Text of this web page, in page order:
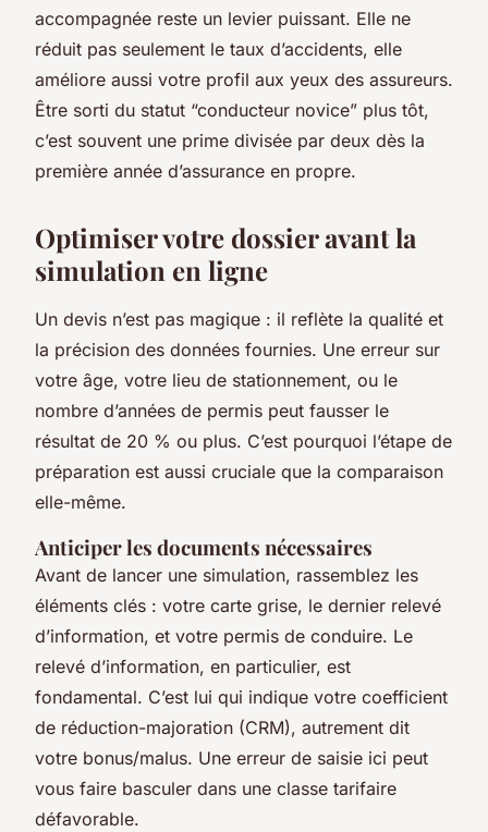
accompagnée reste un levier puissant. Elle ne
réduit pas seulement le taux d’accidents, elle
améliore aussi votre profil aux yeux des assureurs.
Être sorti du statut “conducteur novice” plus tôt,
c’est souvent une prime divisée par deux dès la
première année d’assurance en propre.
Optimiser votre dossier avant la
simulation en ligne
Un devis n’est pas magique : il reflète la qualité et
la précision des données fournies. Une erreur sur
votre âge, votre lieu de stationnement, ou le
nombre d’années de permis peut fausser le
résultat de 20 % ou plus. C’est pourquoi l’étape de
préparation est aussi cruciale que la comparaison
elle-même.
Anticiper les documents nécessaires
Avant de lancer une simulation, rassemblez les
éléments clés : votre carte grise, le dernier relevé
d’information, et votre permis de conduire. Le
relevé d’information, en particulier, est
fondamental. C’est lui qui indique votre coefficient
de réduction-majoration (CRM), autrement dit
votre bonus/malus. Une erreur de saisie ici peut
vous faire basculer dans une classe tarifaire
défavorable.